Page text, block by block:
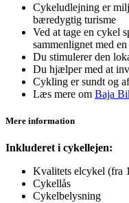
Cykeludlejning er
bæredygtig turisme
Ved at tage en cykel
sammenlignet med
Du stimulerer den
Du hjælper med at
Cykling er sundt og
Læs mere om Baja
Mere information
Inkluderet i cykellejen:
Kvalitets elcykel (fra
Cykellås
Cykelbelysning